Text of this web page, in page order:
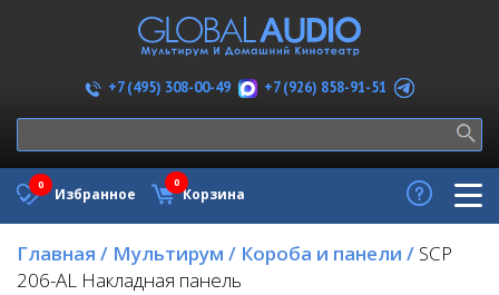
+7 (495) 308-00-49 +7 (926) 858-91-51
Избранное
0
Корзина
0
Главная / Мультирум / Короба и панели / SCP
206-AL Накладная панель